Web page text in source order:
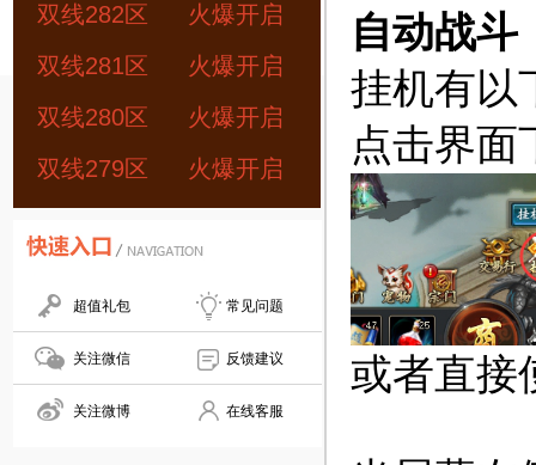
双线282区
火爆开启
双线281区
火爆开启
双线280区
火爆开启
双线279区
火爆开启
超值礼包 常见问题
关注微信 反馈建议
关注微博 在线客服
自动战斗
挂机有以
点击界面
或者直接